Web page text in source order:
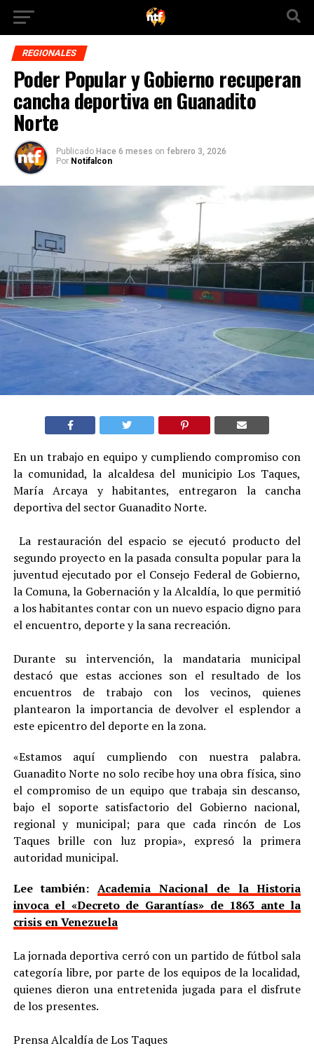
REGIONALES
Poder Popular y Gobierno recuperan
cancha deportiva en Guanadito
Norte
Publicado Hace 6 meses on febrero 3, 2026
Por Notifalcon
‎En un trabajo en equipo y cumpliendo compromiso con
la comunidad, la alcaldesa del municipio Los Taques,
María Arcaya y habitantes, entregaron la cancha
deportiva del sector Guanadito Norte.
‎ La restauración del espacio se ejecutó producto del
segundo proyecto en la pasada consulta popular para la
juventud ejecutado por el Consejo Federal de Gobierno,
la Comuna, la Gobernación y la Alcaldía, lo que permitió
a los habitantes contar con un nuevo espacio digno para
el encuentro, deporte y la sana recreación.
‎Durante su intervención, la mandataria municipal
destacó que estas acciones son el resultado de los
encuentros de trabajo con los vecinos, quienes
plantearon la importancia de devolver el esplendor a
este epicentro del deporte en la zona.
«Estamos aquí cumpliendo con nuestra palabra.
Guanadito Norte no solo recibe hoy una obra física, sino
el compromiso de un equipo que trabaja sin descanso,
bajo el soporte satisfactorio del Gobierno nacional,
regional y municipal; para que cada rincón de Los
Taques brille con luz propia», expresó la primera
autoridad municipal.
Lee también:Academia Nacional de la Historia
invoca el «Decreto de Garantías» de 1863 ante la
crisis en Venezuela
‎La jornada deportiva cerró con un partido de fútbol sala
categoría libre, por parte de los equipos de la localidad,
quienes dieron una entretenida jugada para el disfrute
de los presentes.
‎Prensa Alcaldía de Los Taques